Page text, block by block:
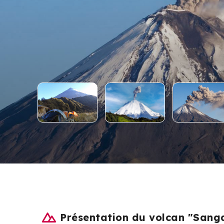
Présentation du volcan